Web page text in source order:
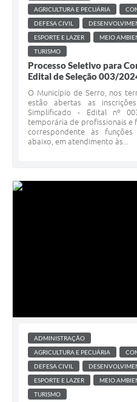
AGRICULTURA E PECUÁRIA
DEFESA CIVIL
ESPORTE E LAZER
MEIO
TURISMO
Processo Seletivo para
Edital de Seleção 003/
O Município de Serro, nos
estão abertas as
Simplificado - Edital nº
temporária de profissionais e
correspondente às
abaixo, em atendimento às...
ADMINISTRAÇÃO
AGRICULTURA E PECUÁRIA
DEFESA CIVIL
ESPORTE E LAZER
MEIO
TURISMO